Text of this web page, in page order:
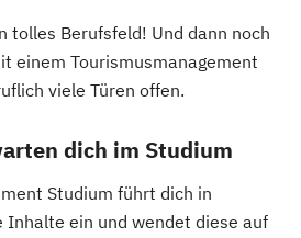
tolles Berufsfeld! Und dann noch
einem Tourismusmanagement
viele Türen offen.
dich im Studium
Studium führt dich in
ein und wendet diese auf